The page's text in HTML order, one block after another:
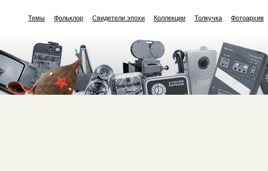
Темы Фольклор Свидетели эпохи Коллекции Толкучка Фотоархив